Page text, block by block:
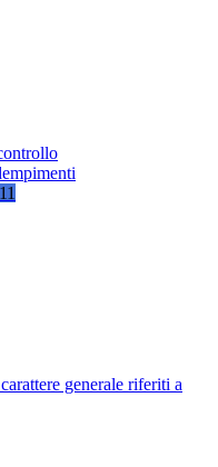
generale riferiti a